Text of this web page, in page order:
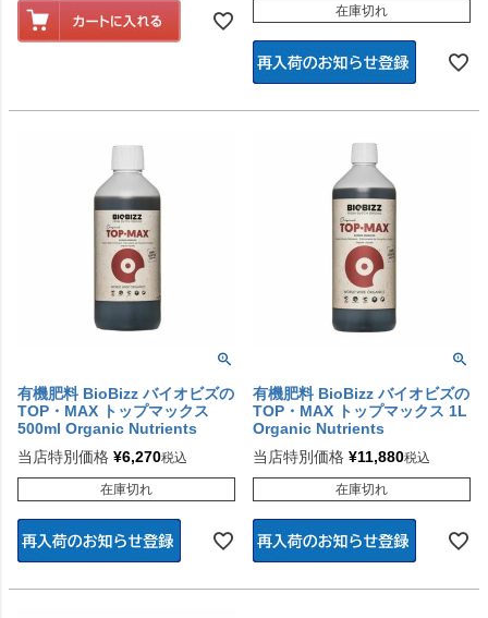
在庫切れ
有機肥料 BioBizz バイオビズの
TOP・MAX トップマックス
500ml Organic Nutrients
当店特別価格 ¥6,270税込
在庫切れ
有機肥料 BioBizz バイオビズの
TOP・MAX トップマックス 1L
Organic Nutrients
当店特別価格 ¥11,880税込
在庫切れ